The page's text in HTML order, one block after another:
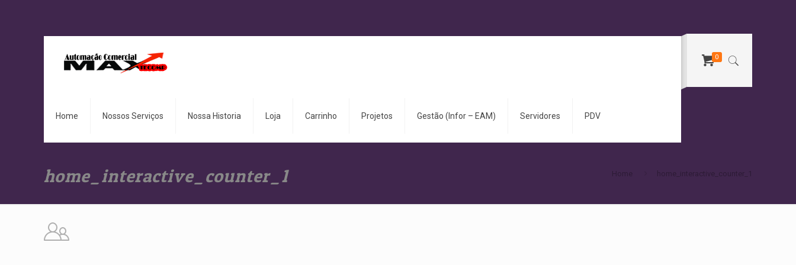
Home Nossos Serviços Nossa Historia Loja Carrinho Projetos Gestão (Infor – EAM) Servidores PDV
0
home_interactive_counter_1 Home home_interactive_counter_1